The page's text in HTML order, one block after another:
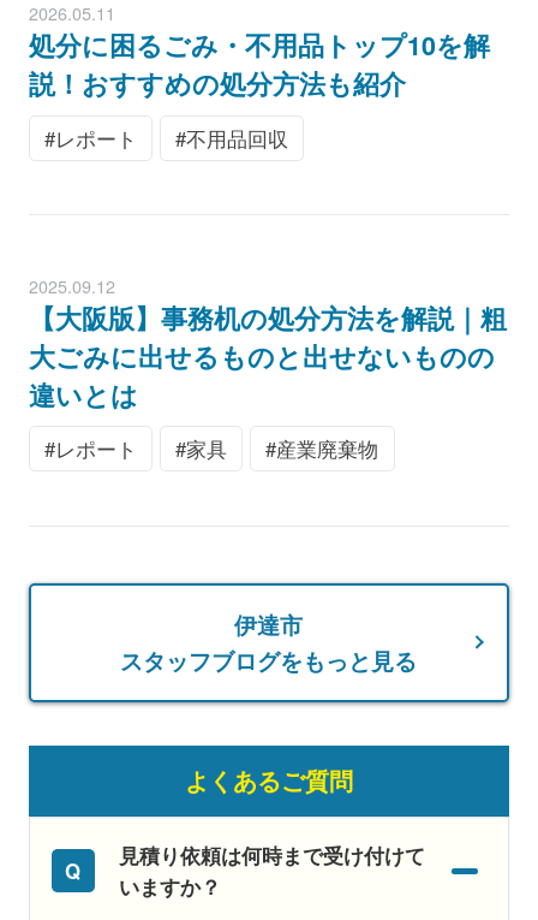
2026.05.11
処分に困るごみ・不用品トップ10を解
説！おすすめの処分方法も紹介
レポート 不用品回収
2025.09.12
【大阪版】事務机の処分方法を解説｜粗
大ごみに出せるものと出せないものの
違いとは
レポート 家具 産業廃棄物
伊達市
スタッフブログをもっと見る
よくあるご質問
見積り依頼は何時まで受け付けて
いますか？